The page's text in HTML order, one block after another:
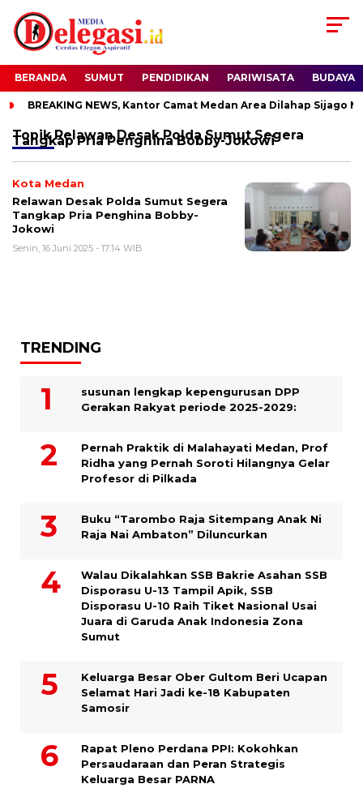
BERANDA SUMUT PENDIDIKAN PARIWISATA BUDAYA
BREAKING NEWS, Kantor Camat Medan Area Dilahap Sijago
TopikRelawan Desak Polda Sumut Segera
Tangkap Pria Penghina Bobby-Jokowi
Kota Medan
Relawan Desak Polda Sumut Segera
Tangkap Pria Penghina Bobby-
Jokowi
Senin, 16 Juni 2025 - 17:14 WIB
TRENDING
susunan lengkap kepengurusan DPP
Gerakan Rakyat periode 2025-2029:
Pernah Praktik di Malahayati Medan, Prof
Ridha yang Pernah Soroti Hilangnya Gelar
Profesor di Pilkada
Buku “Tarombo Raja Sitempang Anak Ni
Raja Nai Ambaton” Diluncurkan
Walau Dikalahkan SSB Bakrie Asahan SSB
Disporasu U-13 Tampil Apik, SSB
Disporasu U-10 Raih Tiket Nasional Usai
Juara di Garuda Anak Indonesia Zona
Sumut
Keluarga Besar Ober Gultom Beri Ucapan
Selamat Hari Jadi ke-18 Kabupaten
Samosir
Rapat Pleno Perdana PPI: Kokohkan
Persaudaraan dan Peran Strategis
Keluarga Besar PARNA